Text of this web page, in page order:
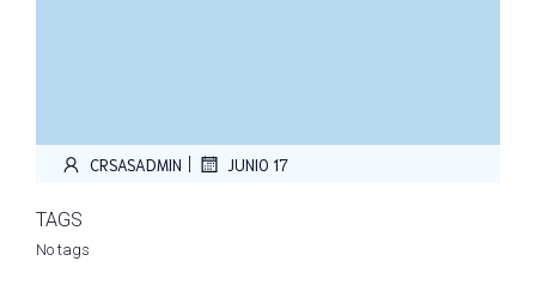
CRSASADMIN JUNIO 17
TAGS
No tags